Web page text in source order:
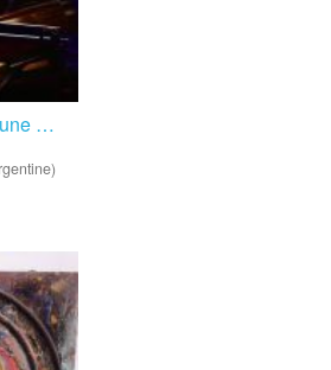
Tour Europe May/June 2019, And A Time To Compose. – Musique